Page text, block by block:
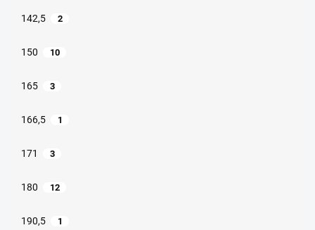
142,5 2
150 10
165 3
166,5 1
171 3
180 12
190,5 1